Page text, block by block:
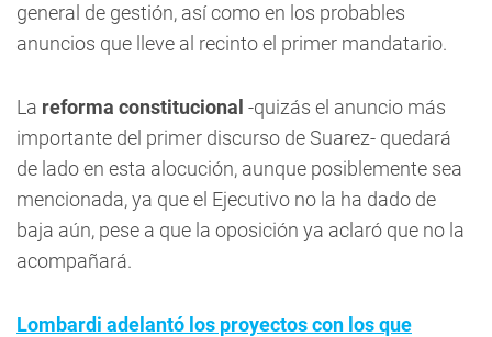
general de gestión, así como en los probables
anuncios que lleve al recinto el primer mandatario.
La reforma constitucional -quizás el anuncio más
importante del primer discurso de Suarez- quedará
de lado en esta alocución, aunque posiblemente sea
mencionada, ya que el Ejecutivo no la ha dado de
baja aún, pese a que la oposición ya aclaró que no la
acompañará.
Lombardi adelantó los proyectos con los que